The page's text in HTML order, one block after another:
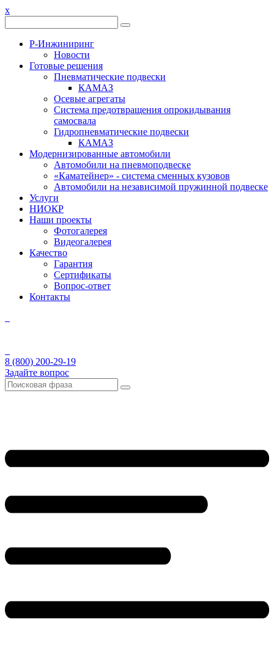
x
Р-Инжиниринг
Новости
Готовые решения
Пневматические подвески
КАМАЗ
Осевые агрегаты
Система предотвращения опрокидывания
самосвала
Гидропневматические подвески
КАМАЗ
Модернизированные автомобили
Автомобили на пневмоподвеске
«Каматейнер» - система сменных кузовов
Автомобили на независимой пружинной подвеске
Услуги
НИОКР
Наши проекты
Фотогалерея
Видеогалерея
Качество
Гарантия
Сертификаты
Вопрос-ответ
Контакты
8 (800) 200-29-19
Задайте вопрос